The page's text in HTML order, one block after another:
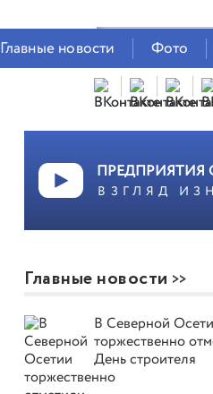
Главные новости Фото
ПРЕДПРИЯТИЯ
ВЗГЛЯД
Главные новости
В Северной
торжественно
День строителя